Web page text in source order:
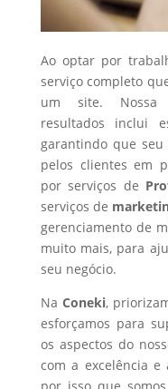
Ao optar por
serviço completo
um site. Nossa
resultados inclui
garantindo que
pelos clientes em
por serviços de
serviços de
gerenciamento de
muito mais, para
seu negócio.
Na Coneki,
esforçamos para
os aspectos do
com a excelência